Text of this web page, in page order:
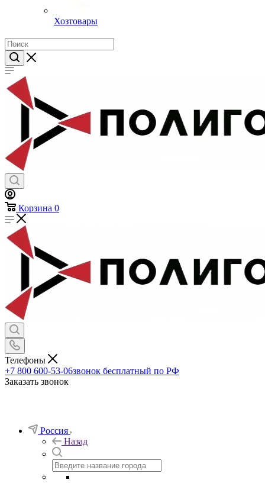
Хозтовары
Корзина 0
Телефоны
+7 800 600-53-06звонок бесплатный по РФ
Заказать звонок
Россия
Назад